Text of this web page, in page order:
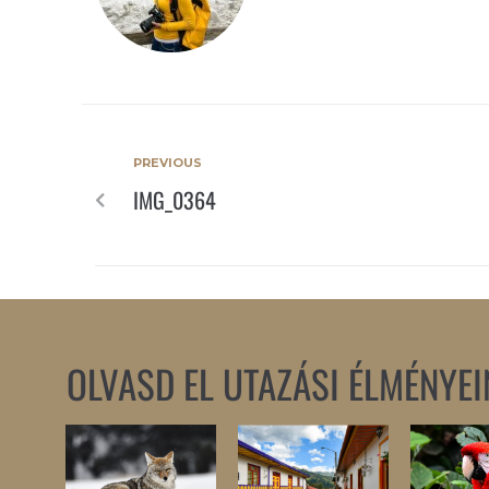
PREVIOUS
IMG_0364
OLVASD EL UTAZÁSI